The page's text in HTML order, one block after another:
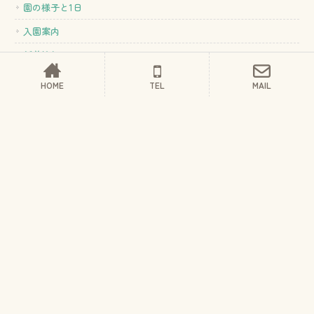
園の様子と1日
入園案内
新着情報
お問い合わせ
HOME TEL MAIL